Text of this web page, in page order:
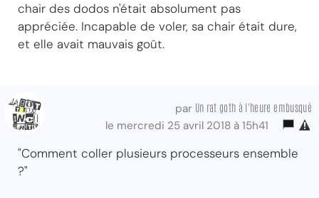
chair des dodos n'était absolument pas
appréciée. Incapable de voler, sa chair était dure,
et elle avait mauvais goût.
par Un rat goth à l'heure embusqué
le mercredi 25 avril 2018 à 15h41
"Comment coller plusieurs processeurs ensemble
?"